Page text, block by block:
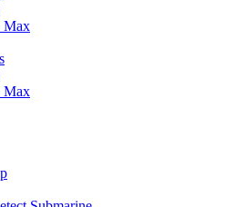
Max
Max